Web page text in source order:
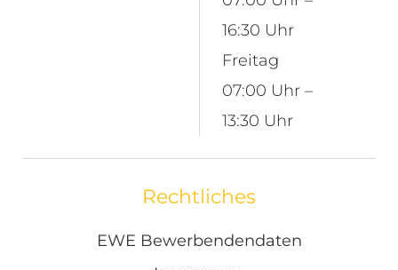
16:30 Uhr
Freitag
07:00 Uhr –
13:30 Uhr
Rechtliches
EWE Bewerbendendaten